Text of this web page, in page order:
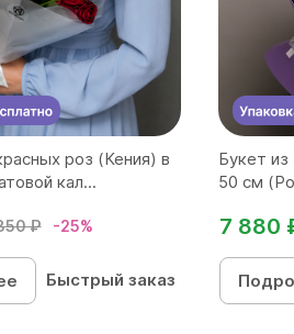
роз (Кения) в
кал...
₽ -25%
Быстрый заказ
Букет
50 см
7 880